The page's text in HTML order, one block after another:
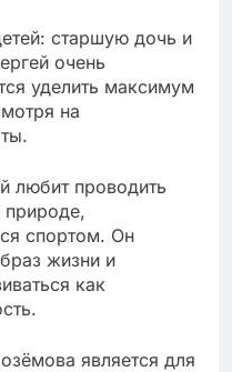
старшую дочь и
очень
уделить максимум
на
любит проводить
природе,
спортом. Он
жизни и
как
является для